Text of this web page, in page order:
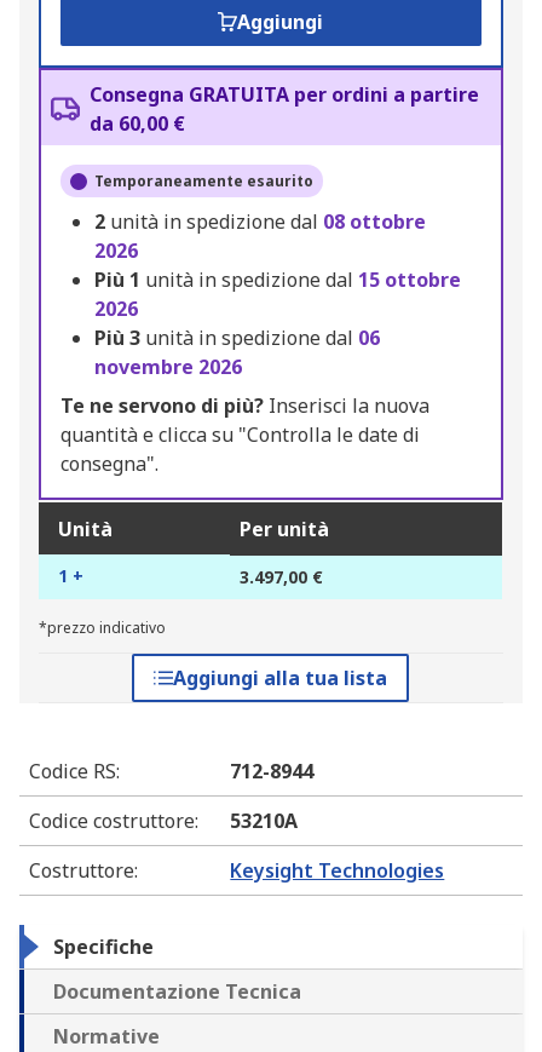
Aggiungi
Consegna GRATUITA per ordini a partire
da 60,00 €
Temporaneamente esaurito
2 unità in spedizione dal 08 ottobre
2026
Più 1 unità in spedizione dal 15 ottobre
2026
Più 3 unità in spedizione dal 06
novembre 2026
Te ne servono di più? Inserisci la nuova
quantità e clicca su "Controlla le date di
consegna".
Unità Per unità
1 + 3.497,00 €
*prezzo indicativo
Aggiungi alla tua lista
Codice RS:
712-8944
Codice costruttore:
53210A
Costruttore: Keysight Technologies
Specifiche
Documentazione Tecnica
Normative